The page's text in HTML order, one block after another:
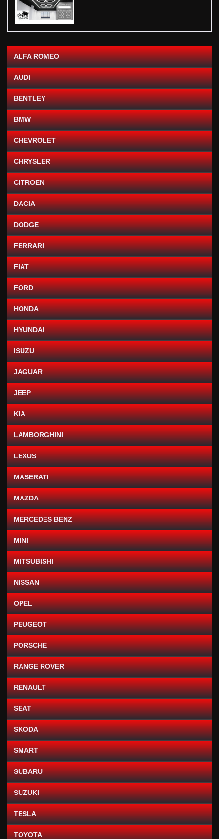
ALFA ROMEO
AUDI
BENTLEY
BMW
CHEVROLET
CHRYSLER
CITROEN
DACIA
DODGE
FERRARI
FIAT
FORD
HONDA
HYUNDAI
ISUZU
JAGUAR
JEEP
KIA
LAMBORGHINI
LEXUS
MASERATI
MAZDA
MERCEDES BENZ
MINI
MITSUBISHI
NISSAN
OPEL
PEUGEOT
PORSCHE
RANGE ROVER
RENAULT
SEAT
SKODA
SMART
SUBARU
SUZUKI
TESLA
TOYOTA